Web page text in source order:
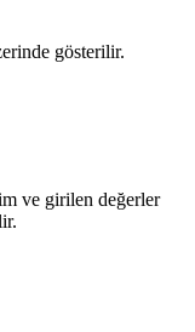
gösterilir.
ve girilen değerler